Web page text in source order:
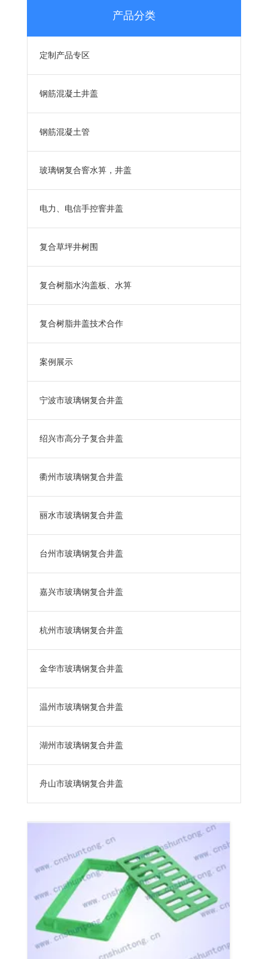
产品分类
定制产品专区
钢筋混凝土井盖
钢筋混凝土管
玻璃钢复合窨水箅，井盖
电力、电信手控窨井盖
复合草坪井树围
复合树脂水沟盖板、水箅
复合树脂井盖技术合作
案例展示
宁波市玻璃钢复合井盖
绍兴市高分子复合井盖
衢州市玻璃钢复合井盖
丽水市玻璃钢复合井盖
台州市玻璃钢复合井盖
嘉兴市玻璃钢复合井盖
杭州市玻璃钢复合井盖
金华市玻璃钢复合井盖
温州市玻璃钢复合井盖
湖州市玻璃钢复合井盖
舟山市玻璃钢复合井盖